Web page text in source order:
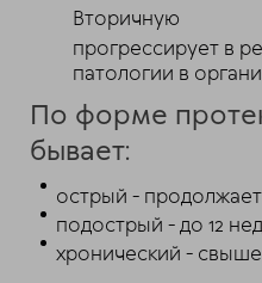
Вторичную
прогрессирует в
патологии в
По форме
бывает:
острый -
подострый - до 12
хронический - свыше